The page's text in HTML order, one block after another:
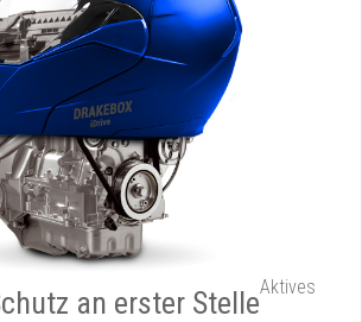
an erster StelleAktives